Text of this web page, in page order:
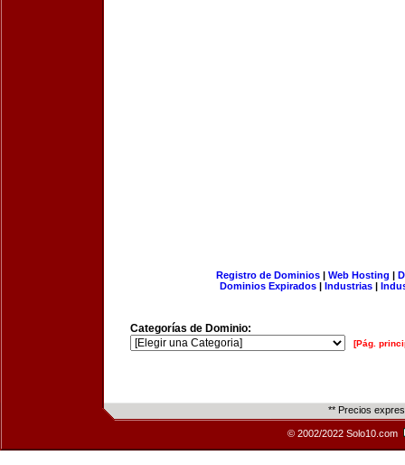
Registro de Dominios| Web Hosting |
Dominios Expirados | Industrias |
Categorías de Dominio:
[Pág.
** Precios
© 2002/2022 Solo10.com